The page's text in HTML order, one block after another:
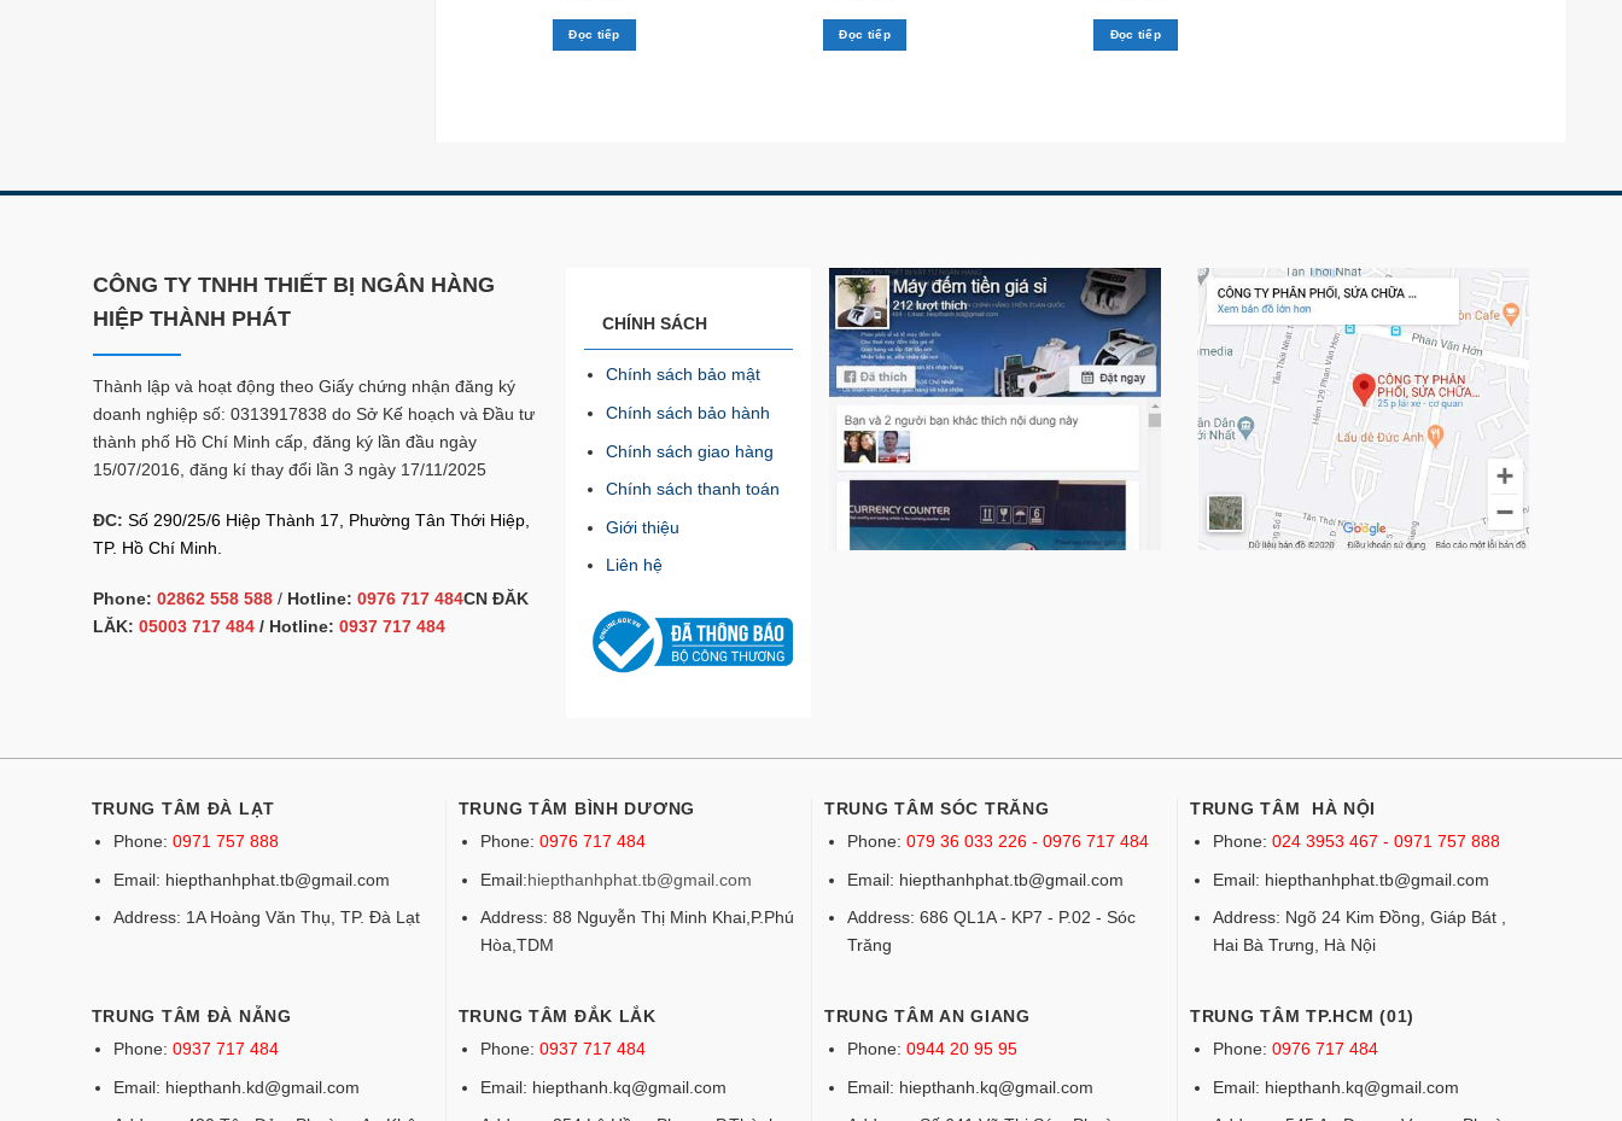
Đọc tiếp Đọc tiếp Đọc tiếp
CÔNG TY TNHH THIẾT BỊ NGÂN HÀNG
HIỆP THÀNH PHÁT
Thành lập và hoạt động theo Giấy chứng nhận đăng ký
doanh nghiệp số: 0313917838 do Sở Kế hoạch và Đầu tư
thành phố Hồ Chí Minh cấp, đăng ký lần đầu ngày
15/07/2016, đăng kí thay đổi lần 3 ngày 17/11/2025
ĐC: Số 290/25/6 Hiệp Thành 17, Phường Tân Thới Hiệp,
TP. Hồ Chí Minh.
Phone: 02862 558 588 / Hotline: 0976 717 484CN ĐĂK
LĂK: 05003 717 484 / Hotline: 0937 717 484
CHÍNH SÁCH
Chính sách bảo mật
Chính sách bảo hành
Chính sách giao hàng
Chính sách thanh toán
Giới thiệu
Liên hệ
TRUNG TÂM ĐÀ LẠT
Phone:0971 757 888
Email: hiepthanhphat.tb@gmail.com
Address: 1A Hoàng Văn Thụ, TP. Đà Lạt
TRUNG TÂM BÌNH DƯƠNG
Phone:0976 717 484
Email:hiepthanhphat.tb@gmail.com
Address: 88 Nguyễn Thị Minh Khai,P.Phú
Hòa,TDM
TRUNG TÂM SÓC TRĂNG
Phone: 079 36 033 226 - 0976 717 484
Email: hiepthanhphat.tb@gmail.com
Address: 686 QL1A - KP7 - P.02 - Sóc
Trăng
TRUNG TÂM HÀ NỘI
Phone: 024 3953 467 - 0971 757 888
Email: hiepthanhphat.tb@gmail.com
Address: Ngõ 24 Kim Đồng, Giáp Bát ,
Hai Bà Trưng, Hà Nội
TRUNG TÂM ĐÀ NẴNG
Phone:0937 717 484
Email: hiepthanh.kd@gmail.com
TRUNG TÂM ĐẮK LẮK
Phone:0937 717 484
Email: hiepthanh.kq@gmail.com
TRUNG TÂM AN GIANG
Phone: 0944 20 95 95
Email: hiepthanh.kq@gmail.com
TRUNG TÂM TP.HCM (01)
Phone: 0976 717 484
Email: hiepthanh.kq@gmail.com